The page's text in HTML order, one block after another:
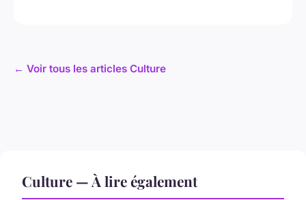
← Voir tous les articles Culture
Culture — À lire également